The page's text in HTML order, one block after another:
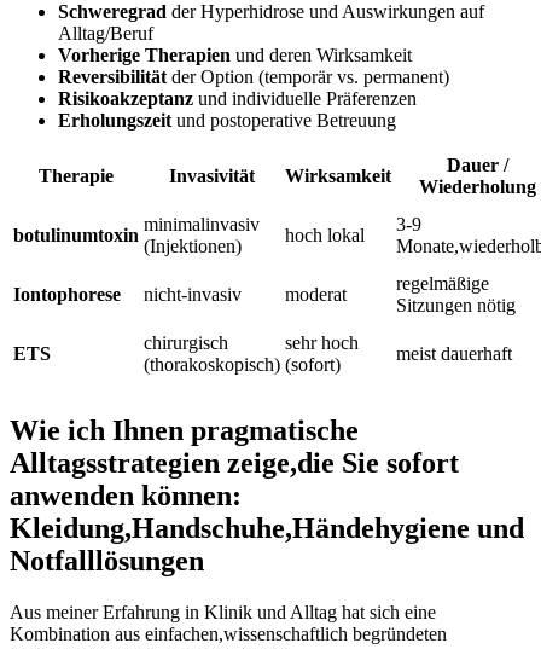
Schweregrad der Hyperhidrose und Auswirkungen ⁤auf
Alltag/Beruf
Vorherige Therapien und ⁢deren Wirksamkeit
Reversibilität der Option (temporär vs. permanent)
Risikoakzeptanz und individuelle Präferenzen
Erholungszeit und postoperative⁢ Betreuung
Therapie Invasivität Wirksamkeit
Dauer /
Wiederholung
botulinumtoxin
minimalinvasiv‍
(Injektionen)
hoch lokal
3-9
Iontophorese nicht-invasiv moderat
regelmäßige
Sitzungen nötig
ETS
chirurgisch
(thorakoskopisch)
sehr‍ hoch
(sofort)
meist dauerhaft
Wie ich Ihnen pragmatische ​
Alltagsstrategien zeige,die Sie sofort⁣
anwenden können:
Kleidung,Handschuhe,Händehygiene und
Notfalllösungen
Aus ‌meiner Erfahrung⁤ in Klinik und Alltag ⁤hat sich eine
Kombination aus einfachen,wissenschaftlich begründeten